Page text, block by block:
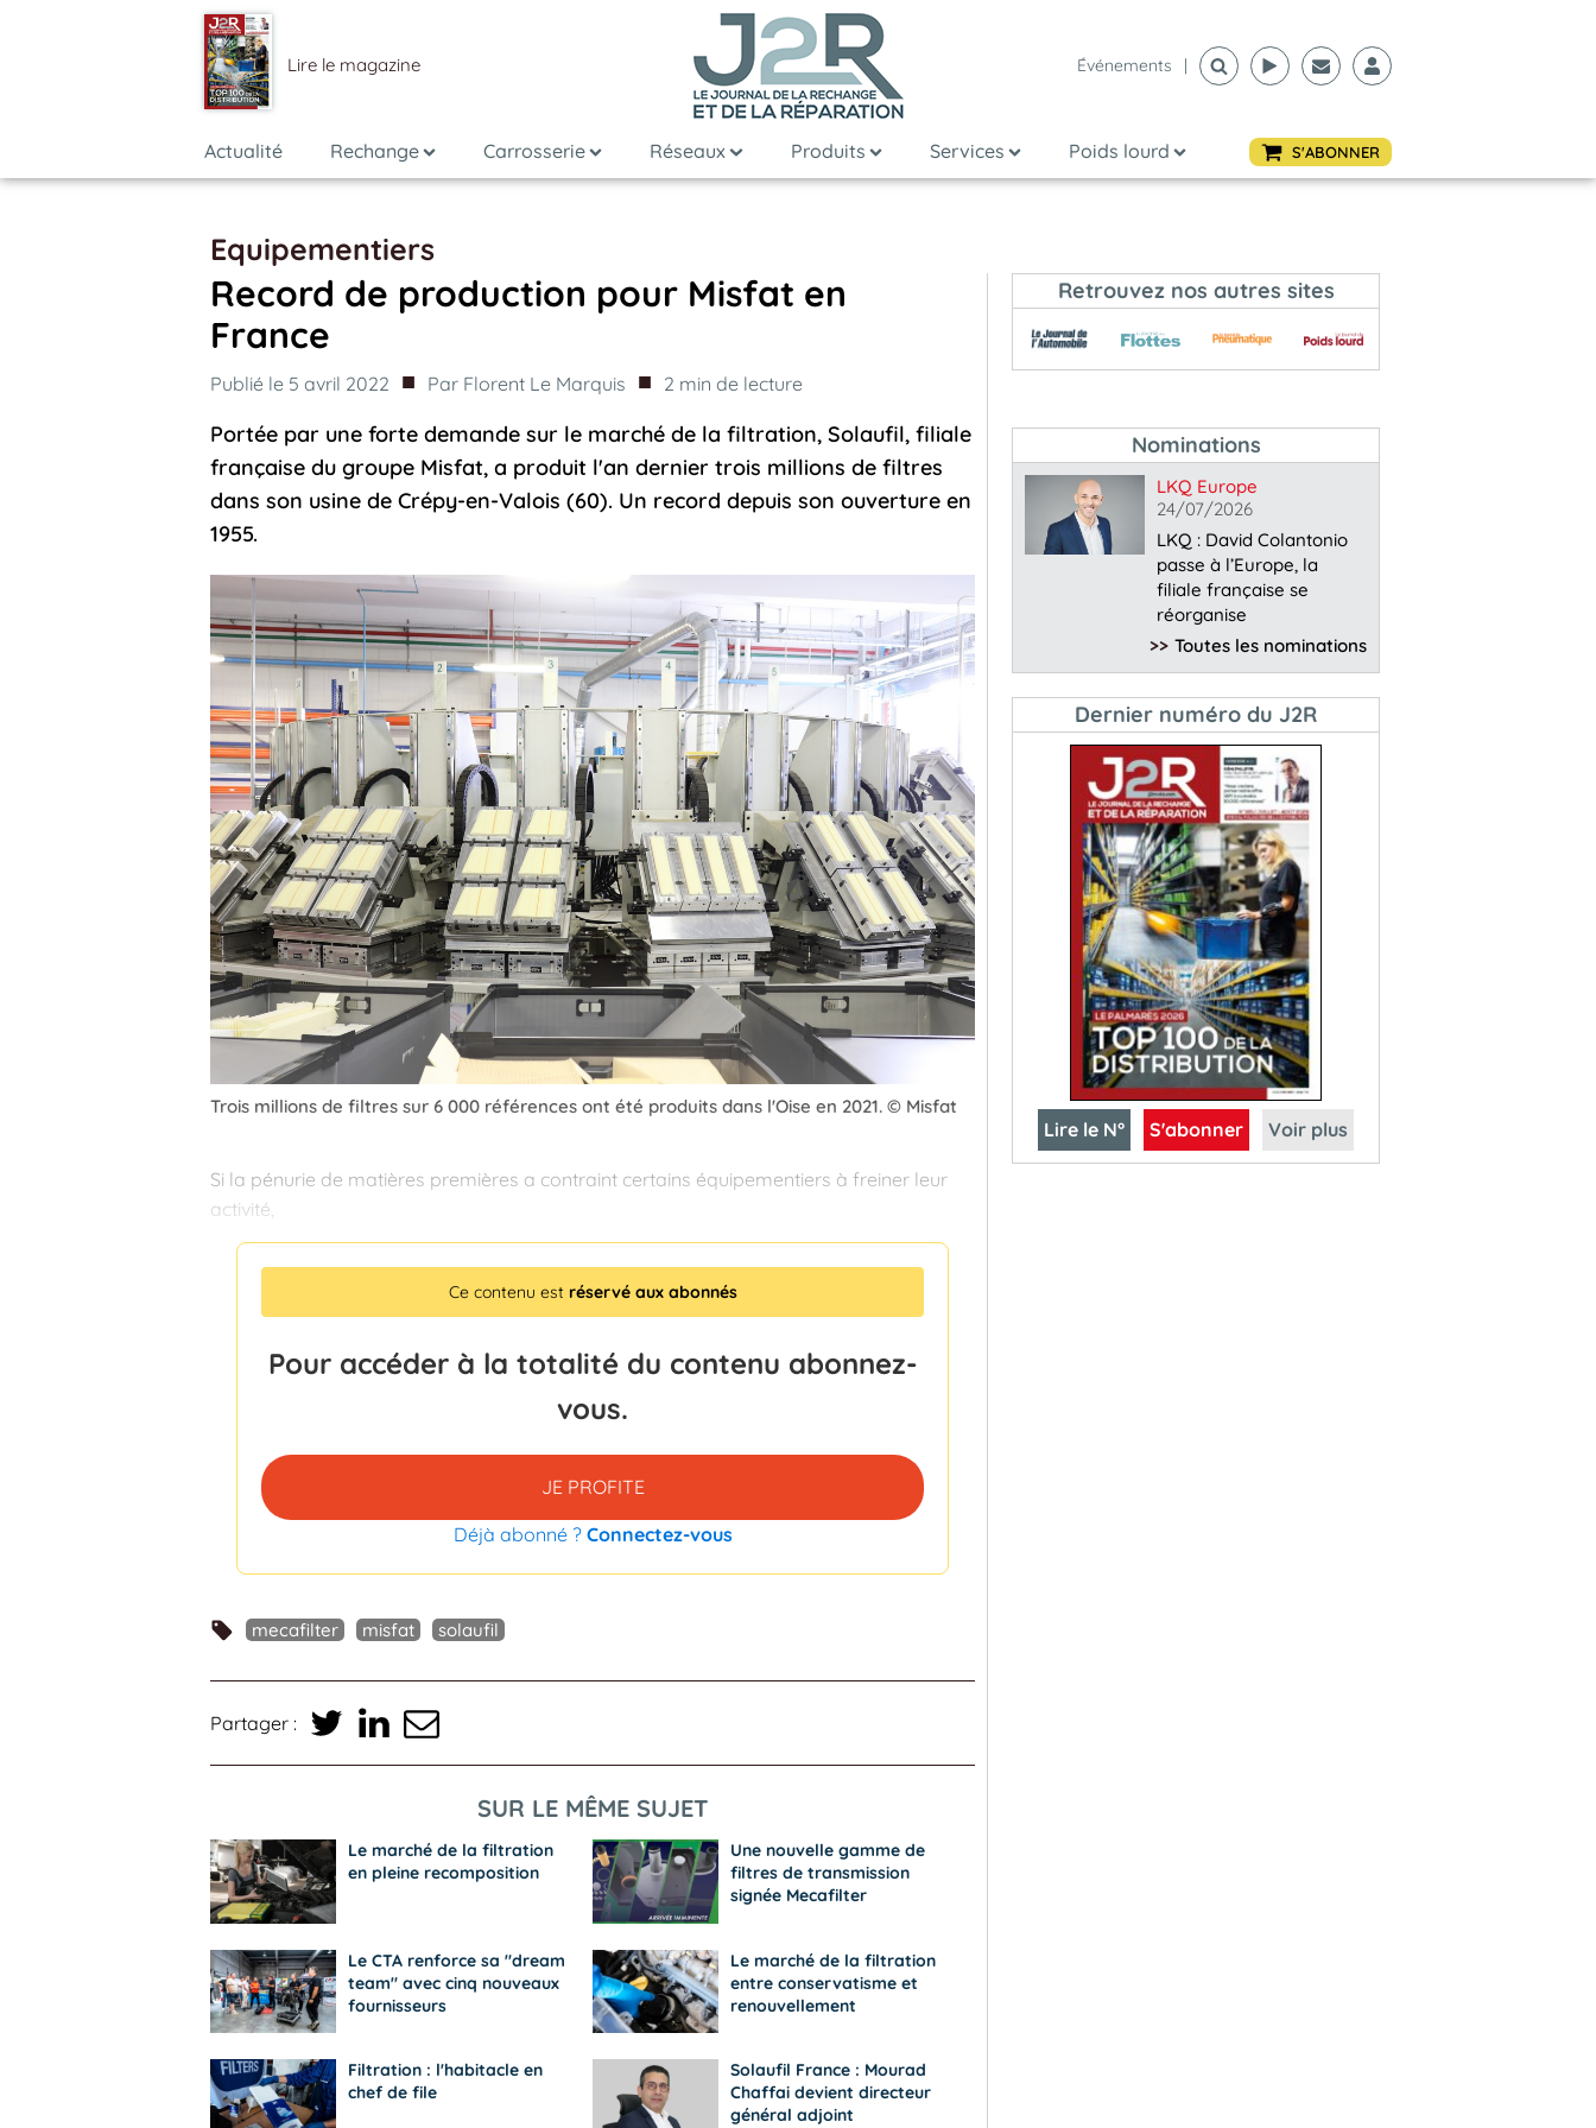
Lire le magazine Événements |
Actualité Rechange Carrosserie Réseaux Produits Services Poids lourd S'ABONNER
Equipementiers
Record de production pour Misfat en
France
Publié le 5 avril 2022 ■ Par Florent Le Marquis ■ 2 min de lecture
Portée par une forte demande sur le marché de la filtration, Solaufil, filiale
française du groupe Misfat, a produit l'an dernier trois millions de filtres
dans son usine de Crépy-en-Valois (60). Un record depuis son ouverture en
1955.
Trois millions de filtres sur 6 000 références ont été produits dans l'Oise en 2021. © Misfat
Si la pénurie de matières premières a contraint certains équipementiers à freiner leur
activité,
Ce contenu est réservé aux abonnés
Pour accéder à la totalité du contenu abonnez-
vous.
JE PROFITE
Déjà abonné ? Connectez-vous
mecafilter misfat solaufil
Partager :
SUR LE MÊME SUJET
Le marché de la filtration
en pleine recomposition
Une nouvelle gamme de
filtres de transmission
signée Mecafilter
Le CTA renforce sa "dream
team" avec cinq nouveaux
fournisseurs
Le marché de la filtration
entre conservatisme et
renouvellement
Filtration : l'habitacle en
chef de file
Solaufil France : Mourad
Chaffai devient directeur
général adjoint
Retrouvez nos autres sites
Nominations
LKQ Europe
24/07/2026
LKQ : David Colantonio
passe à l’Europe, la
filiale française se
réorganise
>> Toutes les nominations
Dernier numéro du J2R
Lire le N° S'abonner Voir plus